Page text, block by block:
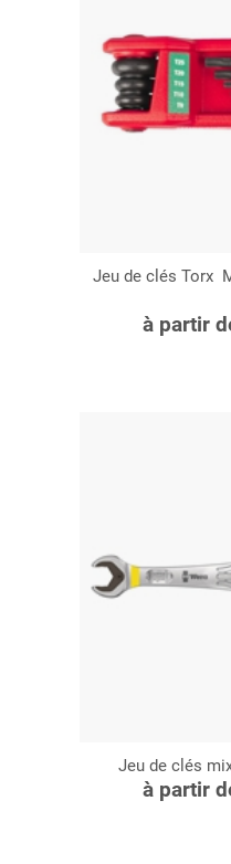
Jeu de clés Torx
à partir
Jeu de clés
à partir